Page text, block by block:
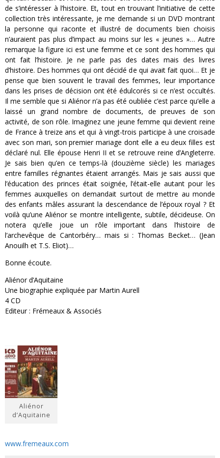
de s’intéresser à l’histoire. Et, tout en trouvant l’initiative de cette
collection très intéressante, je me demande si un DVD montrant
la personne qui raconte et illustré de documents bien choisis
n’auraient pas plus d’impact au moins sur les « jeunes »… Autre
remarque la figure ici est une femme et ce sont des hommes qui
ont fait l’histoire. Je ne parle pas des dates mais des livres
d’histoire. Des hommes qui ont décidé de qui avait fait quoi… Et je
pense que bien souvent le travail des femmes, leur importance
dans les prises de décision ont été édulcorés si ce n’est occultés.
Il me semble que si Aliénor n’a pas été oubliée c’est parce qu’elle a
laissé un grand nombre de documents, de preuves de son
activité, de son rôle. Imaginez une jeune femme qui devient reine
de France à treize ans et qui à vingt-trois participe à une croisade
avec son mari, son premier mariage dont elle a eu deux filles est
déclaré nul. Elle épouse Henri II et se retrouve reine d’Angleterre.
Je sais bien qu’en ce temps-là (douzième siècle) les mariages
entre familles régnantes étaient arrangés. Mais je sais aussi que
l’éducation des princes était soignée, l’était-elle autant pour les
femmes auxquelles on demandait surtout de mettre au monde
des enfants mâles assurant la descendance de l’époux royal ? Et
voilà qu’une Aliénor se montre intelligente, subtile, décideuse. On
notera qu’elle joue un rôle important dans l’histoire de
l’archevêque de Cantorbéry… mais si : Thomas Becket… (Jean
Anouilh et T.S. Eliot)…
Bonne écoute.
Aliénor d’Aquitaine
Une biographie expliquée par Martin Aurell
4 CD
Editeur : Frémeaux & Associés
Aliénor
d’Aquitaine
www.fremeaux.com